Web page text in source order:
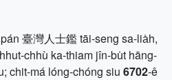
臺灣人士鑑 tāi-seng sa-lia̍h,
chhù ka-thiam jîn-bu̍t hāng-
chit-má lóng-chóng siu 6702-ê